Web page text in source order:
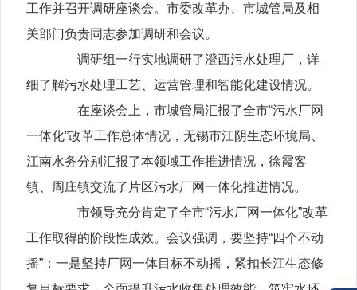
工作并召开调研座谈会。市委改革办、市城管局及相
关部门负责同志参加调研和会议。
调研组一行实地调研了澄西污水处理厂，详
细了解污水处理工艺、运营管理和智能化建设情况。
在座谈会上，市城管局汇报了全市“污水厂网
一体化”改革工作总体情况，无锡市江阴生态环境局、
江南水务分别汇报了本领域工作推进情况，徐霞客
镇、周庄镇交流了片区污水厂网一体化推进情况。
市领导充分肯定了全市“污水厂网一体化”改革
工作取得的阶段性成效。会议强调，要坚持“四个不动
摇”：一是坚持厂网一体目标不动摇，紧扣长江生态修